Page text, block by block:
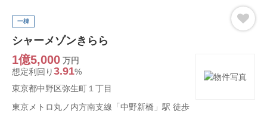
シャーメゾンきらら
一棟
1億5,000 万円
想定利回り3.91%
東京都中野区弥生町１丁目
東京メトロ丸ノ内方南支線「中野新橋」駅 徒歩